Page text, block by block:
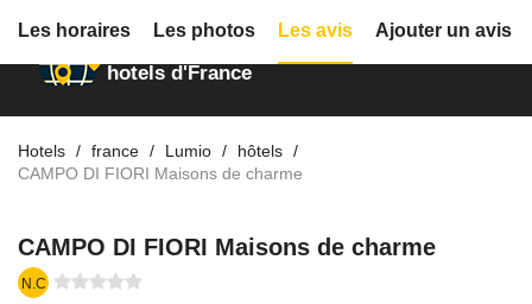
Annuaire des
hotels d'France
Hotels france Lumio
hôtels
CAMPO DI FIORI Maisons de charme
CAMPO DI FIORI Maisons de charme
N.C
Les horaires Les photos Les avis Ajouter un avis